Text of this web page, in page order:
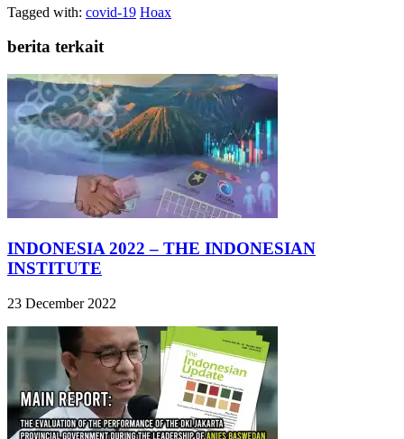
Tagged with: covid-19 Hoax
berita terkait
INDONESIA 2022 – THE INDONESIAN
INSTITUTE
23 December 2022